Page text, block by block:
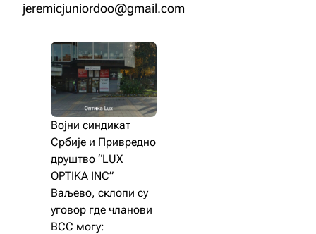
jeremicjuniordoo@gmail.com
Војни синдикат
Србије и Привредно
друштво “LUX
OPTIKA INC”
Ваљево, склопи су
уговор где чланови
ВСС могу: